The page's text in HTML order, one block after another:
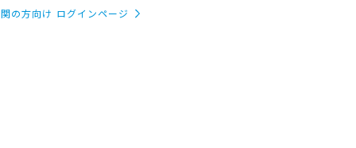
の方向け ログインページ